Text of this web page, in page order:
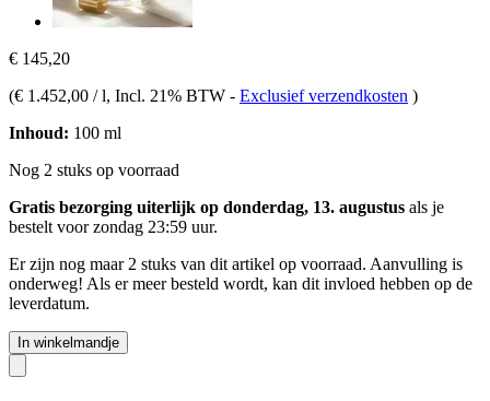
€ 145,20
(€ 1.452,00 / l, Incl. 21% BTW - Exclusief verzendkosten )
Inhoud: 100 ml
Nog 2 stuks op voorraad
Gratis bezorging uiterlijk op donderdag, 13. augustus als je
bestelt voorzondag 23:59 uur.
Er zijn nog maar 2 stuks van dit artikel op voorraad. Aanvulling is
onderweg! Als er meer besteld wordt, kan dit invloed hebben op de
leverdatum.
In winkelmandje